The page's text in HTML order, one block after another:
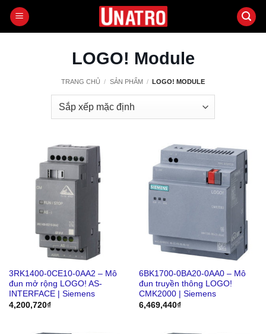
qua
LOGO! Module
TRANG CHỦ / SẢN PHẨM / LOGO! MODULE
3RK1400-0CE10-0AA2 – Mô
đun mở rộng LOGO! AS-
INTERFACE | Siemens
4,200,720₫
6BK1700-0BA20-0AA0 – Mô
đun truyền thông LOGO!
CMK2000 | Siemens
6,469,440₫